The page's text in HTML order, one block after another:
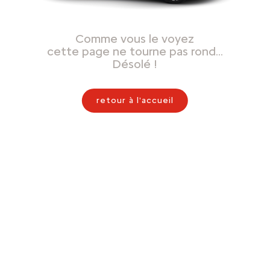
Comme vous le voyez
cette page ne tourne pas rond…
Désolé !
retour à l'accueil